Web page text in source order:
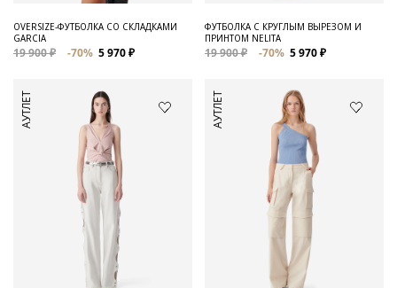
OVERSIZE-ФУТБОЛКА СО СКЛАДКАМИ
GARCIA
19 900 ₽ -70% 5 970 ₽
ФУТБОЛКА С КРУГЛЫМ ВЫРЕЗОМ И
ПРИНТОМ NELITA
19 900 ₽ -70% 5 970 ₽
АУТЛЕТ АУТЛЕТ